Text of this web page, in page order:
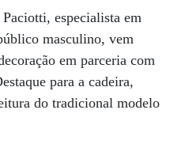
especialista em
masculino, vem
em parceria com
para a cadeira,
do tradicional modelo